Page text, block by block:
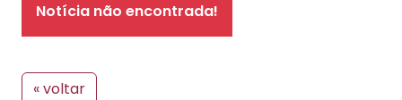
Notícia não encontrada!
« voltar